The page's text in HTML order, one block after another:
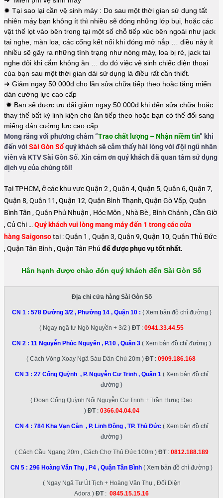
✹ Tại sao lại cần vệ sinh máy : Do sau một thời gian sử dụng tất
nhiên máy bạn không ít thì nhiều sẽ đóng những lớp bụi, hoặc các
vật thể lọt vào bên trong tại một số chỗ tiếp xúc bên ngoài như jack
tai nghe, màn loa, các cổng kết nối khi đóng mở nắp … điều này ít
nhiều sẽ gây ra những tình trạng như nóng máy, loa bị rè, jack tai
nghe đôi khi cắm không ăn … do đó việc vệ sinh chiếc điện thoại
của bạn sau một thời gian dài sử dụng là điều rất cần thiết.
➜ Giảm ngay 50.000đ cho lần sửa chữa tiếp theo hoặc tặng miến
dán cường lực cao cấp
✹ Bạn sẽ được ưu đãi giảm ngay 50.000đ khi đến sửa chữa hoặc
thay thế bất kỳ linh kiện cho lần tiếp theo hoặc bạn có thể đổi sang
miếng dán cường lực cao cấp.
Mong rằng với phương châm “Trao chất lượng – Nhận niềm tin” khi
đến với Sài Gòn Sốquý khách sẽ cảm thấy hài lòng với đội ngũ nhân
viên và KTV Sài Gòn Số. Xin cảm ơn quý khách đã quan tâm sử dụng
dịch vụ của chúng tôi!
Tại TPHCM, ở các khu vực Quận 2 , Quận 4, Quận 5, Quận 6, Quận 7,
Quận 8, Quận 11, Quận 12, Quận Bình Thạnh, Quận Gò Vấp, Quận
Bình Tân , Quận Phú Nhuận , Hóc Môn , Nhà Bè , Bình Chánh , Cần Giờ
, Củ Chi … Quý khách vui lòng mang máy đến 1 trong các cửa
hàng Saigonsotại : Quận 1 , Quận 3, Quận 9, Quận 10, Quận Thủ Đức
, Quận Tân Bình , Quận Tân Phú để được phục vụ tốt nhất.
Hân hạnh được chào đón quý khách đến Sài Gòn Số
Địa chỉ cửa hàng Sài Gòn Số
CN 1 : 578 Đường 3/2 , Phường 14 , Quận 10: ( Xem bản đồ chỉ đường )
( Ngay ngã tư Ngô Nguyền + 3/2 ) ĐT: 0941.33.44.55
CN 2 : 11 Nguyễn Phúc Nguyên , P.10 , Quận 3 ( Xem bản đồ chỉ đường )
( Cách Vòng Xoay Ngã Sáu Dân Chủ 20m ) ĐT: 0909.186.168
CN 3 : 27 Cống Quỳnh , P. Nguyễn Cư Trinh , Quận 1 ( Xem bản đồ chỉ
đường )
( Đoạn Cống Quỳnh Nối Nguyễn Cư Trinh + Trần Hưng Đạo
) ĐT: 0366.04.04.04
CN 4 : 784 Kha Vạn Cân , P. Linh Đông , TP. Thủ Đức( Xem bản đồ chỉ
đường )
( Cách Cầu Ngang 20m , Cách Chợ Thủ Đức 100m ) ĐT: 0812.188.189
CN 5 : 296 Hoàng Văn Thụ , P4 , Quận Tân Bình ( Xem bản đồ chỉ đường )
( Ngay Ngã Tư Út Tịch + Hoàng Văn Thụ , Đối Diện
Adora ) ĐT: 0845.15.15.16